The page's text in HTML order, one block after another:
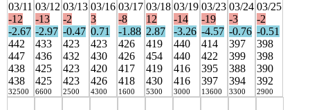
03/11
-12
-2.67
442
447
438
438
32500
03/12
-13
-2.97
433
436
425
425
6600
03/13
-2
-0.47
423
432
423
423
2500
03/16
3
0.71
423
430
420
426
4300
03/17
-8
-1.88
426
426
417
418
1600
03/18
12
2.87
419
454
419
430
5300
03/19
-14
-3.26
440
440
416
416
3000
03/23
-19
-4.57
414
422
395
397
13600
03/24
-3
-0.76
397
399
388
394
3300
03/25
-2
-0.51
398
398
390
392
2900